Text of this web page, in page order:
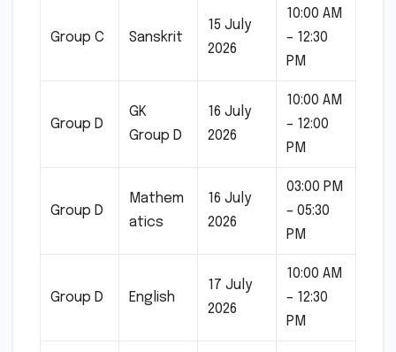
Group C Sanskrit
15 July
2026
10:00 AM
– 12:30
PM
Group D
GK
Group D
16 July
2026
10:00 AM
– 12:00
PM
Group D
Mathem
atics
16 July
2026
03:00 PM
– 05:30
PM
Group D English
17 July
2026
10:00 AM
– 12:30
PM